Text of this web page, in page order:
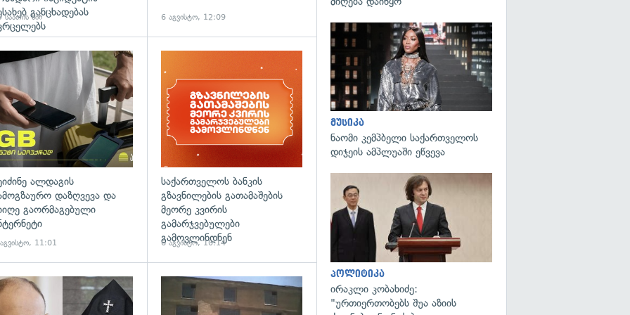
განცხადებას
საათის წინ 6 აგვისტო, 12:09
ალდაგის
დაზღვევა და
გაორმაგებული
11:01
საქართველოს ბანკის
გზავნილების გათამაშების
მეორე კვირის
გამარჯვებულები
გამოვლინდნენ
6 აგვისტო, 10:14
გადახედვა
მუსიკა
ნაომი კემპბელი საქართველოს
დიჯეის ამპლუაში ეწვევა
პოლიტიკა
ირაკლი კობახიძე:
"ურთიერთობებს შუა აზიის